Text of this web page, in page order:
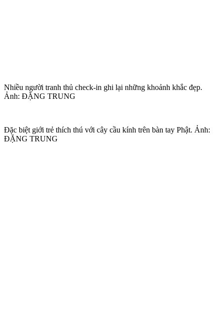
Nhiều người tranh thủ check-in ghi lại những khoảnh khắc đẹp.
Ảnh: ĐẶNG TRUNG
Đặc biệt giới trẻ thích thú với cây cầu kính trên bàn tay Phật. Ảnh:
ĐẶNG TRUNG